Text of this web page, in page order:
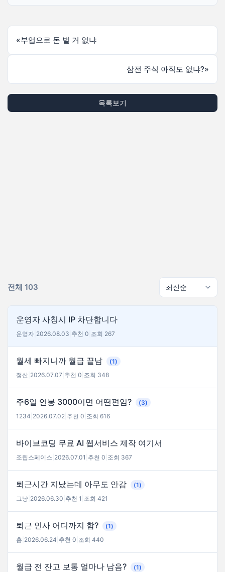
«부업으로 돈 벌 거 없냐
삼전 주식 아직도 없냐?»
목록보기
전체 103
운영자 사칭시 IP 차단합니다
운영자 2026.08.03 추천 0 조회 267
월세 빠지니까 월급 끝남
(1)
정산 2026.07.07 추천 0 조회 348
주6일 연봉 3000이면 어떤편임?
(3)
1234 2026.07.02 추천 0 조회 616
바이브코딩 무료 AI 웹서비스 제작 여기서
조립스페이스 2026.07.01 추천 0 조회 367
퇴근시간 지났는데 아무도 안감
(1)
그냥 2026.06.30 추천 1 조회 421
퇴근 인사 어디까지 함?
(1)
흠 2026.06.24 추천 0 조회 440
월급 전 잔고 보통 얼마나 남음?
(1)